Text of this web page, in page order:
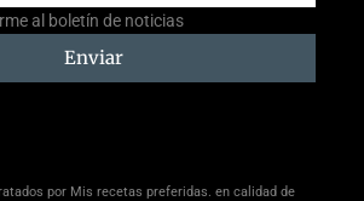
al boletín de noticias
Enviar
por Mis recetas preferidas. en calidad de